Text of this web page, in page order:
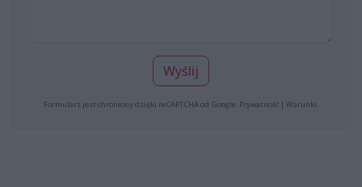
Wyślij
Formularz jest chroniony dzięki reCAPTCHA od Google: Prywatność | Warunki